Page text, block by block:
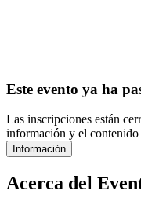
Este evento ya ha
Las inscripciones están
información y el
Información
Acerca del